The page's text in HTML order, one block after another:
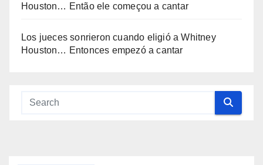
Houston… Então ele começou a cantar
Los jueces sonrieron cuando eligió a Whitney
Houston… Entonces empezó a cantar